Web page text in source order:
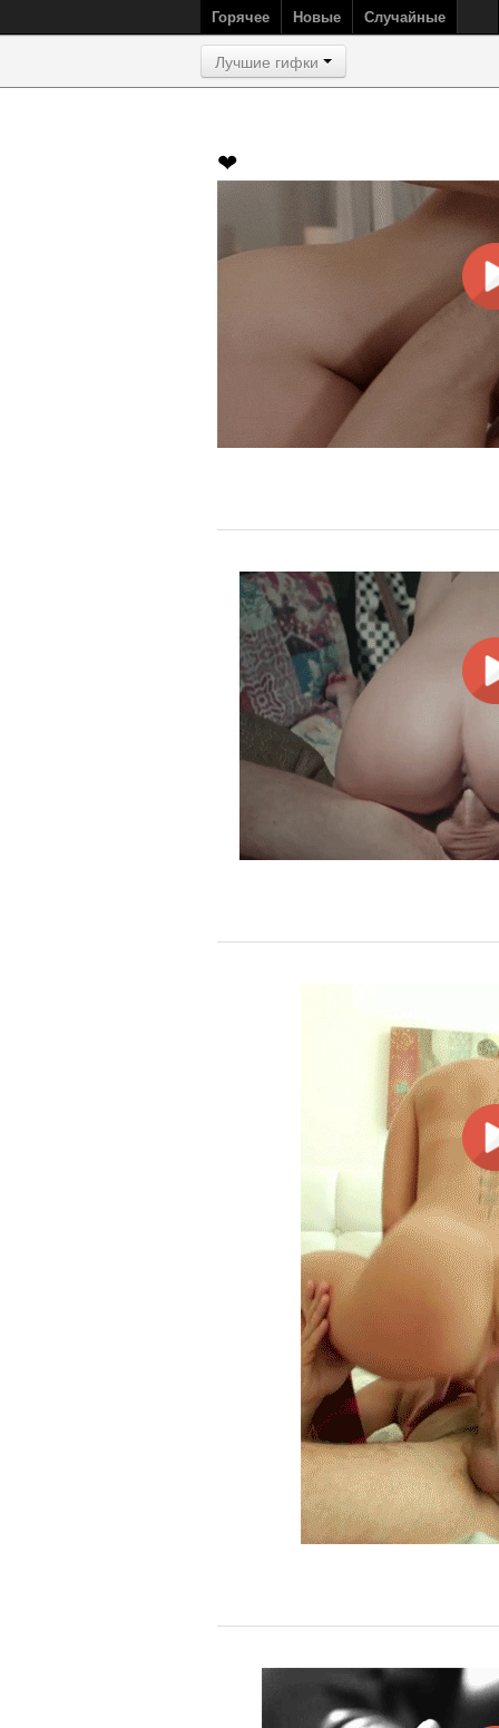
Горячее Новые Случайные
Лучшие гифки
❤